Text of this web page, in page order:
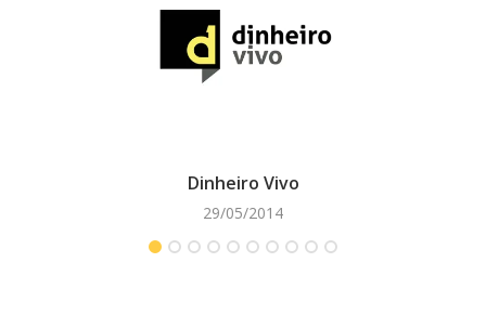
Dinheiro Vivo
29/05/2014